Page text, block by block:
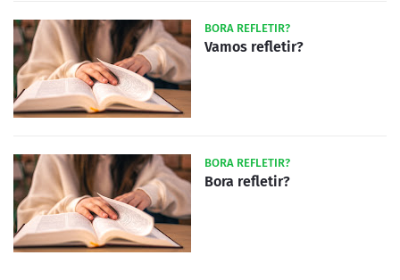
BORA REFLETIR?
Vamos refletir?
BORA REFLETIR?
Bora refletir?